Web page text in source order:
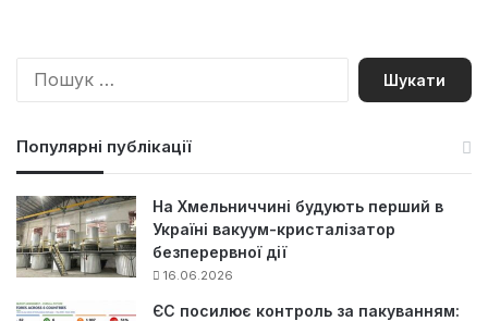
П
Популярні публікації
На Хмельниччині будують перший в
Україні вакуум-кристалізатор
безперервної дії
16.06.2026
ЄС посилює контроль за пакуванням: